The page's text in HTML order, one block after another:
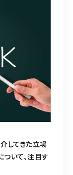
してきた立場
いて、注目す